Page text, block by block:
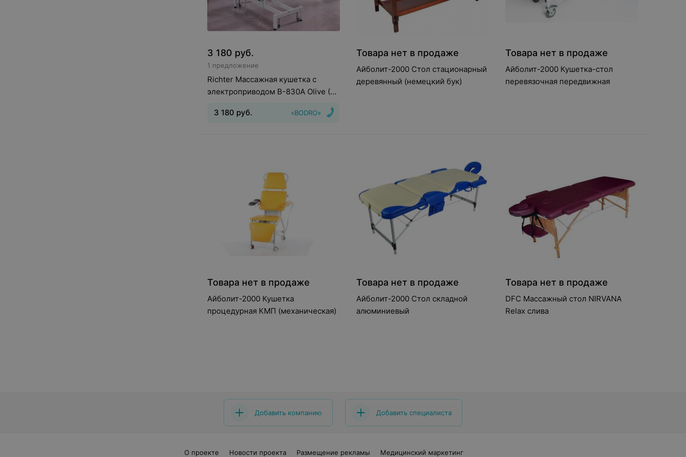
3 180 руб.
1 предложение
Richter Массажная кушетка с
электроприводом В-830A Olive (2
«BODRO»
3 180 руб.
Товара нет в продаже
Айболит-2000 Стол стационарный
деревянный (немецкий бук)
Товара нет в продаже
Айболит-2000 Кушетка-стол
перевязочная передвижная
Товара нет в продаже
Айболит-2000 Кушетка
процедурная КМП (механическая)
Товара нет в продаже
Айболит-2000 Стол складной
алюминиевый
Товара нет в продаже
DFC Массажный стол NIRVANA
Relax слива
Добавить компанию Добавить специалиста
О проекте Новости проекта Размещение рекламы Медицинский маркетинг